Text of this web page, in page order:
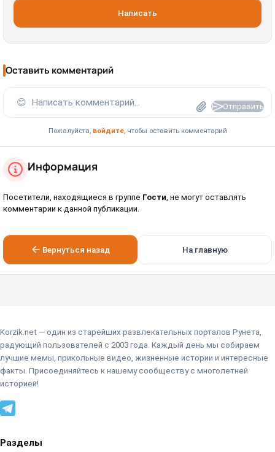
Написать
Оставить комментарий
😊 Написать комментарий... Отправить
Пожалуйста, войдите, чтобы оставить комментарий
Информация
Посетители, находящиеся в группе Гости, не могут оставлять
комментарии к данной публикации.
Вернуться назад На главную
Korzik.net — один из старейших развлекательных порталов Рунета,
радующий пользователей с 2003 года. Каждый день мы собираем
лучшие мемы, прикольные видео, жизненные истории и интересные
факты. Присоединяйтесь к нашему сообществу с многолетней
историей!
Разделы